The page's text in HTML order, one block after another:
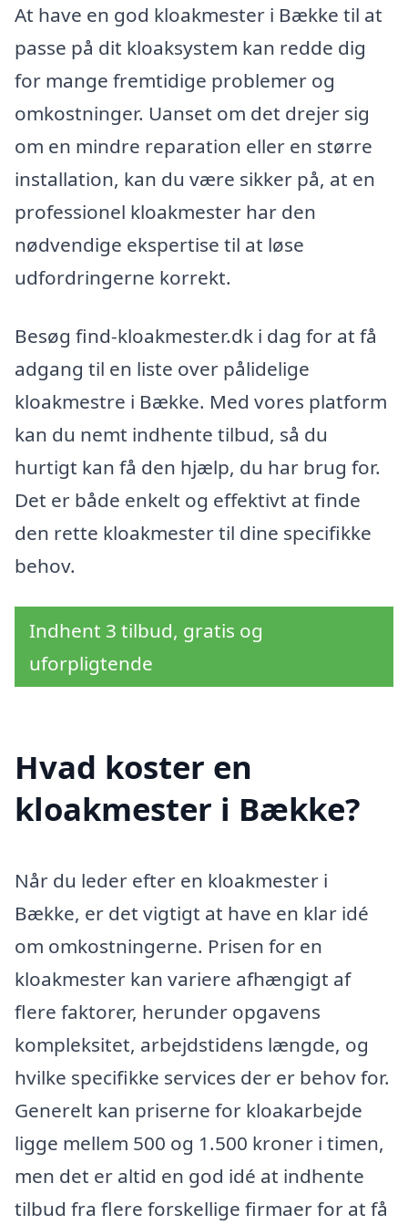
At have en god kloakmester i Bække til at
passe på dit kloaksystem kan redde dig
for mange fremtidige problemer og
omkostninger. Uanset om det drejer sig
om en mindre reparation eller en større
installation, kan du være sikker på, at en
professionel kloakmester har den
nødvendige ekspertise til at løse
udfordringerne korrekt.
Besøg find-kloakmester.dk i dag for at få
adgang til en liste over pålidelige
kloakmestre i Bække. Med vores platform
kan du nemt indhente tilbud, så du
hurtigt kan få den hjælp, du har brug for.
Det er både enkelt og effektivt at finde
den rette kloakmester til dine specifikke
behov.
Indhent 3 tilbud, gratis og
uforpligtende
Hvad koster en
kloakmester i Bække?
Når du leder efter en kloakmester i
Bække, er det vigtigt at have en klar idé
om omkostningerne. Prisen for en
kloakmester kan variere afhængigt af
flere faktorer, herunder opgavens
kompleksitet, arbejdstidens længde, og
hvilke specifikke services der er behov for.
Generelt kan priserne for kloakarbejde
ligge mellem 500 og 1.500 kroner i timen,
men det er altid en god idé at indhente
tilbud fra flere forskellige firmaer for at få